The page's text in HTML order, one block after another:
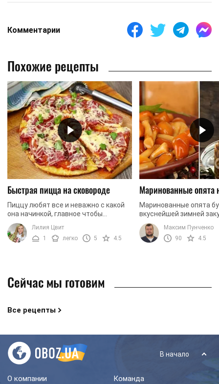
Комментарии
Похожие рецепты
Быстрая пицца на сковороде
Пиццу любят все и неважно с какой
она начинкой, главное чтобы
побольше. В таком случае, что может
быть лучше, чем приготовить ее
самостоятельно из ...
Лилия Цвит
1
легко 5 4.5
Маринованные опята
Маринованные опята
вкуснейшей зимней
давайте приготовим их
Максим Пунченко
90
4.5
Сейчас мы готовим
Все рецепты
В начало
О компании Команда